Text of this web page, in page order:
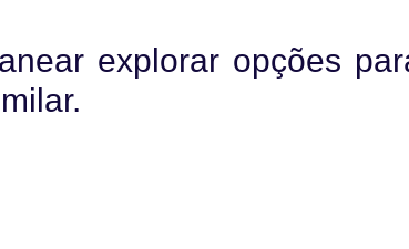
explorar opções